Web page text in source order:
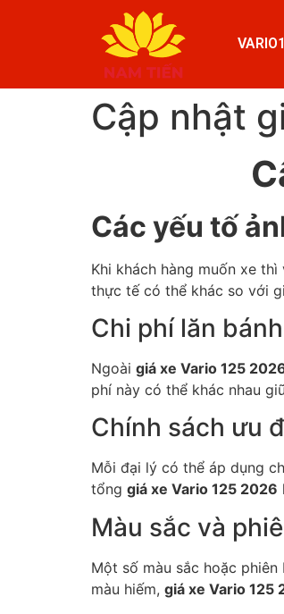
Cập nhật
Các yếu tố
Khi khách hàng muốn xe
thực tế có thể khác so với
Chi phí lăn bánh
Ngoài giá xe Vario 125
phí này có thể khác nhau
Chính sách ưu
Mỗi đại lý có thể áp dụng
tổng giá xe Vario 125 2026
Màu sắc và
Một số màu sắc hoặc
màu hiếm, giá xe Vario 125